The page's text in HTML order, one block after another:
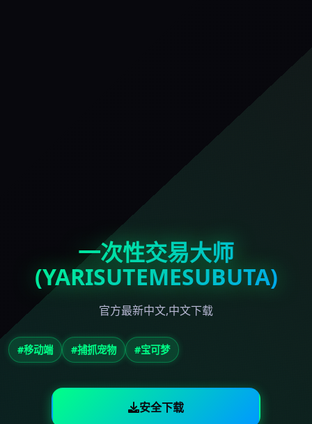
一次性交易大师
(YARISUTEMESUBUTA)
官方最新中文,中文下载
#移动端 #捕抓宠物 #宝可梦
安全下载